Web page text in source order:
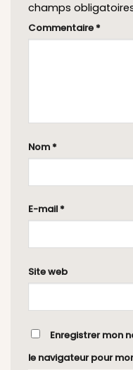
champs
Commentaire *
Nom *
E-mail *
Site web
Enregistrer mon
le navigateur pour